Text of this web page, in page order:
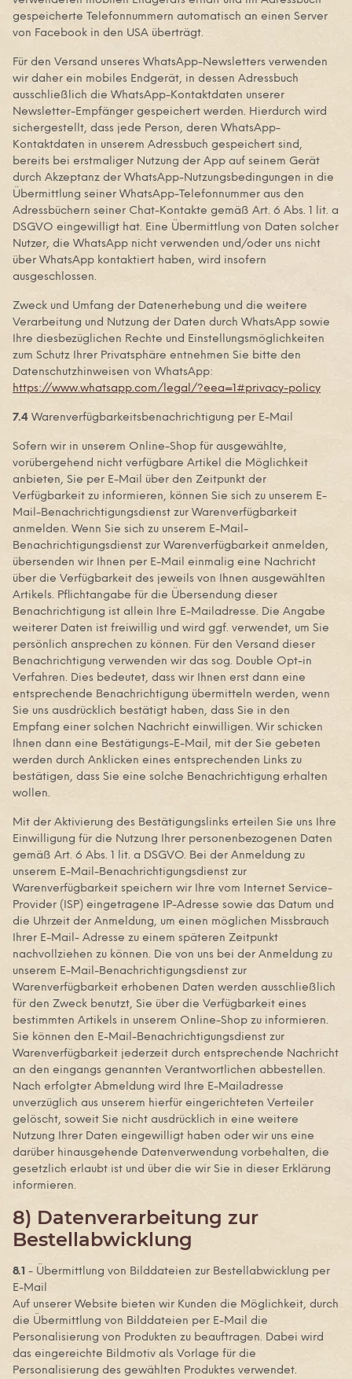
gespeicherte Telefonnummern automatisch an einen Server
von Facebook in den USA überträgt.
Für den Versand unseres WhatsApp-Newsletters verwenden
wir daher ein mobiles Endgerät, in dessen Adressbuch
ausschließlich die WhatsApp-Kontaktdaten unserer
Newsletter-Empfänger gespeichert werden. Hierdurch wird
sichergestellt, dass jede Person, deren WhatsApp-
Kontaktdaten in unserem Adressbuch gespeichert sind,
bereits bei erstmaliger Nutzung der App auf seinem Gerät
durch Akzeptanz der WhatsApp-Nutzungsbedingungen in die
Übermittlung seiner WhatsApp-Telefonnummer aus den
Adressbüchern seiner Chat-Kontakte gemäß Art. 6 Abs. 1 lit. a
DSGVO eingewilligt hat. Eine Übermittlung von Daten solcher
Nutzer, die WhatsApp nicht verwenden und/oder uns nicht
über WhatsApp kontaktiert haben, wird insofern
ausgeschlossen.
Zweck und Umfang der Datenerhebung und die weitere
Verarbeitung und Nutzung der Daten durch WhatsApp sowie
Ihre diesbezüglichen Rechte und Einstellungsmöglichkeiten
zum Schutz Ihrer Privatsphäre entnehmen Sie bitte den
Datenschutzhinweisen von WhatsApp:
https://www.whatsapp.com/legal /?eea=1#privacy-policy
7.4 Warenverfügbarkeitsbenachrichtigung per E-Mail
Sofern wir in unserem Online-Shop für ausgewählte,
vorübergehend nicht verfügbare Artikel die Möglichkeit
anbieten, Sie per E-Mail über den Zeitpunkt der
Verfügbarkeit zu informieren, können Sie sich zu unserem E-
Mail-Benachrichtigungsdienst zur Warenverfügbarkeit
anmelden. Wenn Sie sich zu unserem E-Mail-
Benachrichtigungsdienst zur Warenverfügbarkeit anmelden,
übersenden wir Ihnen per E-Mail einmalig eine Nachricht
über die Verfügbarkeit des jeweils von Ihnen ausgewählten
Artikels. Pflichtangabe für die Übersendung dieser
Benachrichtigung ist allein Ihre E-Mailadresse. Die Angabe
weiterer Daten ist freiwillig und wird ggf. verwendet, um Sie
persönlich ansprechen zu können. Für den Versand dieser
Benachrichtigung verwenden wir das sog. Double Opt-in
Verfahren. Dies bedeutet, dass wir Ihnen erst dann eine
entsprechende Benachrichtigung übermitteln werden, wenn
Sie uns ausdrücklich bestätigt haben, dass Sie in den
Empfang einer solchen Nachricht einwilligen. Wir schicken
Ihnen dann eine Bestätigungs-E-Mail, mit der Sie gebeten
werden durch Anklicken eines entsprechenden Links zu
bestätigen, dass Sie eine solche Benachrichtigung erhalten
wollen.
Mit der Aktivierung des Bestätigungslinks erteilen Sie uns Ihre
Einwilligung für die Nutzung Ihrer personenbezogenen Daten
gemäß Art. 6 Abs. 1 lit. a DSGVO. Bei der Anmeldung zu
unserem E-Mail-Benachrichtigungsdienst zur
Warenverfügbarkeit speichern wir Ihre vom Internet Service-
Provider (ISP) eingetragene IP-Adresse sowie das Datum und
die Uhrzeit der Anmeldung, um einen möglichen Missbrauch
Ihrer E-Mail- Adresse zu einem späteren Zeitpunkt
nachvollziehen zu können. Die von uns bei der Anmeldung zu
unserem E-Mail-Benachrichtigungsdienst zur
Warenverfügbarkeit erhobenen Daten werden ausschließlich
für den Zweck benutzt, Sie über die Verfügbarkeit eines
bestimmten Artikels in unserem Online-Shop zu informieren.
Sie können den E-Mail-Benachrichtigungsdienst zur
Warenverfügbarkeit jederzeit durch entsprechende Nachricht
an den eingangs genannten Verantwortlichen abbestellen.
Nach erfolgter Abmeldung wird Ihre E-Mailadresse
unverzüglich aus unserem hierfür eingerichteten Verteiler
gelöscht, soweit Sie nicht ausdrücklich in eine weitere
Nutzung Ihrer Daten eingewilligt haben oder wir uns eine
darüber hinausgehende Datenverwendung vorbehalten, die
gesetzlich erlaubt ist und über die wir Sie in dieser Erklärung
informieren.
8) Datenverarbeitung zur
Bestellabwicklung
8.1 - Übermittlung von Bilddateien zur Bestellabwicklung per
E-Mail
Auf unserer Website bieten wir Kunden die Möglichkeit, durch
die Übermittlung von Bilddateien per E-Mail die
Personalisierung von Produkten zu beauftragen. Dabei wird
das eingereichte Bildmotiv als Vorlage für die
Personalisierung des gewählten Produktes verwendet.